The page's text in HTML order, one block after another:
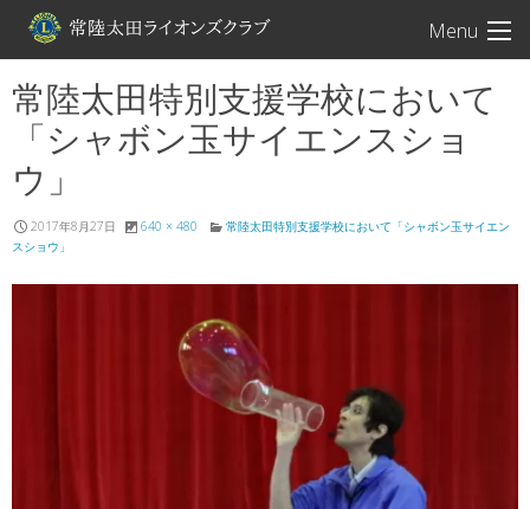
Menu
常陸太田ライオン
常陸太田特別支援学校において
「シャボン玉サイエンスショ
ウ」
2017年8月27日 640 × 480
常陸太田特別支援学校において「シャボン玉サイエン
スショウ」